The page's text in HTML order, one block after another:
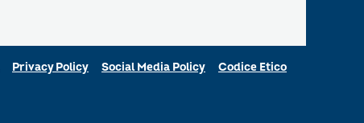
Privacy Policy Social Media Policy Codice Etico